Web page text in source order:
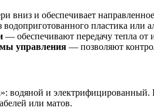
вниз и обеспечивает
пластика или
— обеспечивают передачу тепла от
управления — позволяют
водяной и
или матов.